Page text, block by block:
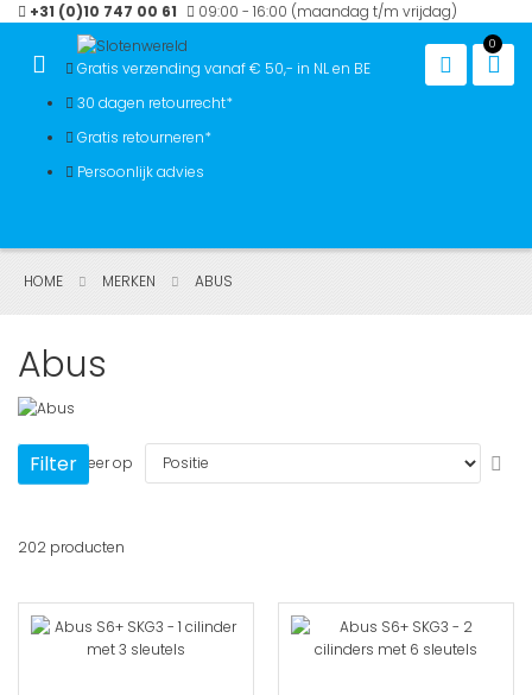
Ga
de
inhoud
+31 (0)10 747 00 61 09:00 - 16:00 (maandag t/m vrijdag)
0
Gratis verzending vanaf € 50,- in NL en BE
30 dagen retourrecht*
Gratis retourneren*
Persoonlijk advies
HOME MERKEN ABUS
Abus
Filter
202 producten
Sorteer op